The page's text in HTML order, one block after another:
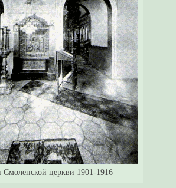
Смоленской церкви 1901-1916